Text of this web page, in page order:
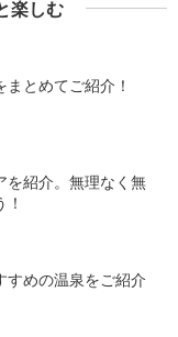
楽しむ
とめてご紹介！
を紹介。無理なく無
すめの温泉をご紹介